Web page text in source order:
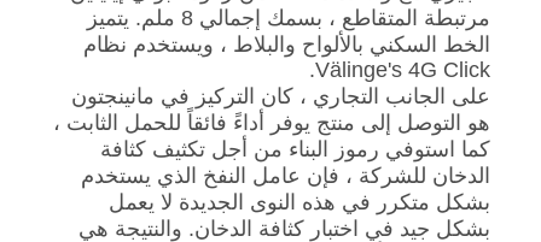
مرتبطة المتقاطع ، بسمك إجمالي 8 ملم. يتميز
الخط السكني بالألواح والبلاط ، ويستخدم نظام
Välinge's 4G Click.
على الجانب التجاري ، كان التركيز في مانينجتون
هو التوصل إلى منتج يوفر أداءً فائقاً للحمل الثابت ،
كما استوفي رموز البناء من أجل تكثيف كثافة
الدخان للشركة ، فإن عامل النفخ الذي يستخدم
بشكل متكرر في هذه النوى الجديدة لا يعمل
بشكل جيد في اختبار كثافة الدخان. والنتيجة هي